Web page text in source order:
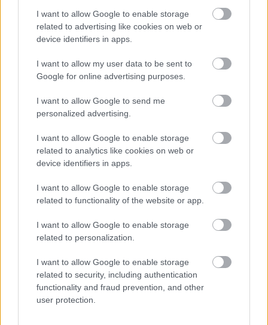
I want to allow Google to enable storage
related to advertising like cookies on web or
device identifiers in apps.
I want to allow my user data to be sent to
Google for online advertising purposes.
I want to allow Google to send me
personalized advertising.
I want to allow Google to enable storage
related to analytics like cookies on web or
device identifiers in apps.
I want to allow Google to enable storage
related to functionality of the website or app.
I want to allow Google to enable storage
related to personalization.
I want to allow Google to enable storage
related to security, including authentication
functionality and fraud prevention, and other
user protection.
A saját termesztésű zöldség finom, egészséges,
vegyszermentes, ezért aki csak teheti, vágjon bele a
háztáji gazdálkodásba! A konyhakertészkedést még
a tavasz beállta előtt elkezdhetjük a zöldségek
magvetésével, a palánták nevelésével. Sorozatom
mai epizódjában a markáns…
Közmunka, szociális kert, és háztáji
önellátás
A kerti növénytermesztés általában egyfajta
hobbitevékenység, mert egyrészt kiváló szabadidős
elfoglaltság, másrészt az eredménye - ha minden jól
viszont az átlag kertekben található konyhasarok a
saját nevelésű…
A kert, ember nélkül